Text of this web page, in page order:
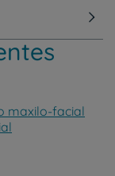
maxilo-facial